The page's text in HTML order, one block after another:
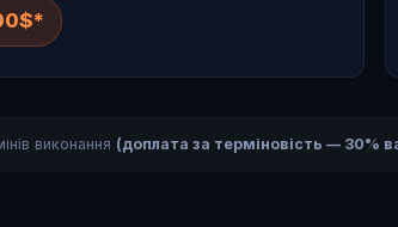
виконання (доплата за терміновість — 30%